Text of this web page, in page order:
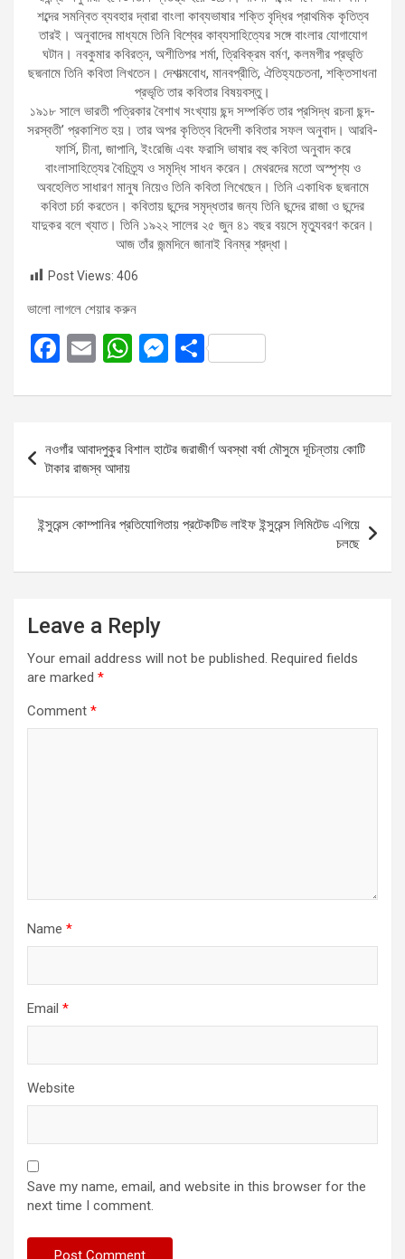
শব্দের সমন্বিত ব্যবহার দ্বারা বাংলা কাব্যভাষার শক্তি বৃদ্ধির প্রাথমিক কৃতিত্ব
তারই। অনুবাদের মাধ্যমে তিনি বিশ্বের কাব্যসাহিত্যের সঙ্গে বাংলার যোগাযোগ
ঘটান। নবকুমার কবিরত্ন, অশীতিপর শর্মা, ত্রিবিক্রম বর্মণ, কলমগীর প্রভৃতি
ছদ্মনামে তিনি কবিতা লিখতেন। দেশাত্মবোধ, মানবপ্রীতি, ঐতিহ্যচেতনা, শক্তিসাধনা
প্রভৃতি তার কবিতার বিষয়বস্তু।
১৯১৮ সালে ভারতী পত্রিকার বৈশাখ সংখ্যায় ছন্দ সম্পর্কিত তার প্রসিদ্ধ রচনা ছন্দ-
সরস্বতী’ প্রকাশিত হয়। তার অপর কৃতিত্ব বিদেশী কবিতার সফল অনুবাদ। আরবি-
ফার্সি, চীনা, জাপানি, ইংরেজি এবং ফরাসি ভাষার বহু কবিতা অনুবাদ করে
বাংলাসাহিত্যের বৈচিত্র্য ও সমৃদ্ধি সাধন করেন। মেথরদের মতো অস্পৃশ্য ও
অবহেলিত সাধারণ মানুষ নিয়েও তিনি কবিতা লিখেছেন। তিনি একাধিক ছদ্মনামে
কবিতা চর্চা করতেন। কবিতায় ছন্দের সমৃদ্ধতার জন্য তিনি ছন্দের রাজা ও ছন্দের
যাদুকর বলে খ্যাত। তিনি ১৯২২ সালের ২৫ জুন ৪১ বছর বয়সে মৃত্যুবরণ করেন।
আজ তাঁর জন্মদিনে জানাই বিনম্র শ্রদ্ধা।
Post Views: 406
ভালো লাগলে শেয়ার করুন
F
ce
b
o
o
k
E
ail
W
at
A
p
p
M
se
n
g
er
S
ar
e
navigation
নওগাঁর আবাদপুকুর বিশাল হাটের জরাজীর্ণ অবস্থা বর্ষা মৌসুমে দূচিন্তায় কোটি
টাকার রাজস্ব আদায়
ইন্সুরেন্স কোম্পানির প্রতিযোগিতায় প্রটেকটিভ লাইফ ইন্সুরেন্স লিমিটেড এগিয়ে
চলছে
Leave a Reply
Your email address will not be published. Required fields
are marked *
Comment *
Name *
Email *
Website
Save my name, email, and website in this browser for the
next time I comment.